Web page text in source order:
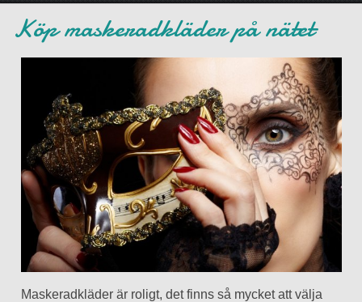
Köp maskeradkläder på nätet
Maskeradkläder är roligt, det finns så mycket att välja